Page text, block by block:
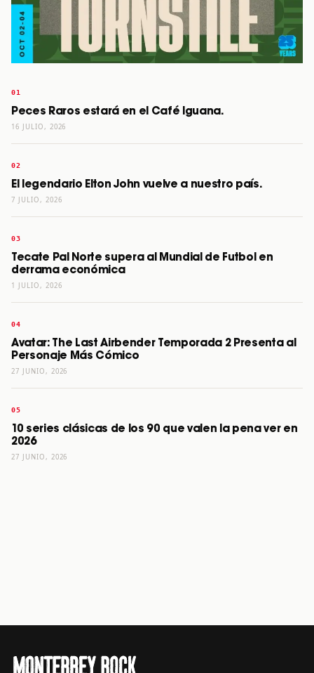
Peces Raros estará en el Café Iguana.
16 JULIO, 2026
El legendario Elton John vuelve a nuestro país.
7 JULIO, 2026
Tecate Pal Norte supera al Mundial de Futbol en
derrama económica
1 JULIO, 2026
Avatar: The Last Airbender Temporada 2 Presenta al
Personaje Más Cómico
27 JUNIO, 2026
10 series clásicas de los 90 que valen la pena ver en
2026
27 JUNIO, 2026